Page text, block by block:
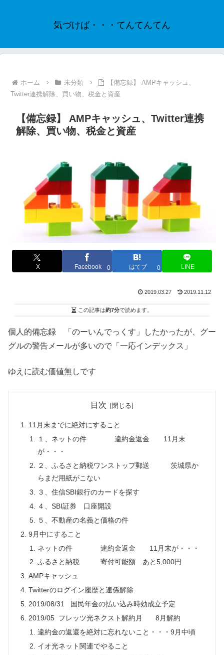
気づけば・・・てんてんてん
ホーム 未分類
【備忘録】 AMPキャッシュ、
Twitter連携解除、買い物、税金と資産
【備忘録】 AMPキャッシュ、Twitter連携
解除、買い物、税金と資産
X Facebook 0 はてブ 0 LINE
2019.03.27 2019.11.12
この記事は約7分で読めます。
個人的備忘録 「のーいんでっくす」したかったが、グー
グルの警告メールが多いので「一応インデックス」
ゆえに読む価値無しです
目次
11月末までに絶対にすること
１、ネットの件 違約金返金 11月末
が・・・
２、ふるさと納税ワンストップ郵送 茨城県か
らまだ用紙がこない
３、住信SBI銀行のカードを探す
４、SBI証券 口座開設
５、不動産の名義と価格の件
9月中にすること
ネットの件 違約金返金 11月末が・・・
ふるさと納税 寄付可能額 あと5,000円
AMPキャッシュ
Twitterのログイン履歴と連係解除
2019/08/31 国民年金の払い込み時効成立予定
2019/05 フレッツ光ネクスト解約月 8月解約
違約金の返還を絶対に忘れないこと・・・9月中頃
イオ光ネット関連でやること